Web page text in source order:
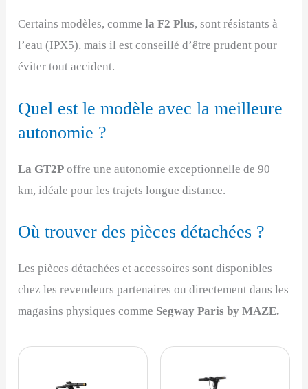
Certains modèles, comme la F2 Plus, sont résistants à
l’eau (IPX5), mais il est conseillé d’être prudent pour
éviter tout accident.
Quel est le modèle avec la meilleure
autonomie ?
La GT2P offre une autonomie exceptionnelle de 90
km, idéale pour les trajets longue distance.
Où trouver des pièces détachées ?
Les pièces détachées et accessoires sont disponibles
chez les revendeurs partenaires ou directement dans les
magasins physiques comme Segway Paris by MAZE.